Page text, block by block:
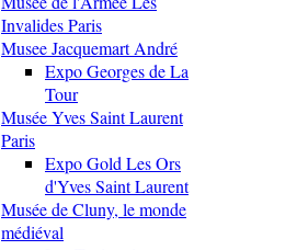
Invalides Paris
Musee Jacquemart André
Expo Georges de La
Tour
Musée Yves Saint Laurent
Paris
Expo Gold Les Ors
d'Yves Saint Laurent
Musée de Cluny, le monde
médiéval